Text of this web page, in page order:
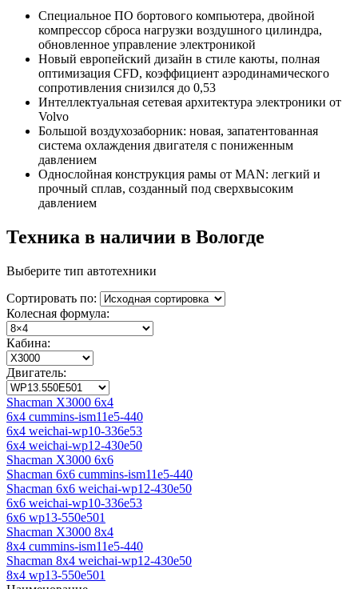
Специальное ПО бортового компьютера, двойной
компрессор сброса нагрузки воздушного цилиндра,
обновленное управление электроникой
Новый европейский дизайн в стиле каюты, полная
оптимизация CFD, коэффициент аэродинамического
сопротивления снизился до 0,53
Интеллектуальная сетевая архитектура электроники от
Volvo
Большой воздухозаборник: новая, запатентованная
система охлаждения двигателя с пониженным
давлением
Однослойная конструкция рамы от MAN: легкий и
прочный сплав, созданный под сверхвысоким
давлением
Техника в наличии в Вологде
Выберите тип автотехники
Сортировать по:
Колесная формула:
Кабина:
Двигатель:
Shacman X3000 6x4
6x4 cummins-ism11e5-440
6x4 weichai-wp10-336e53
6x4 weichai-wp12-430e50
Shacman X3000 6x6
Shacman 6x6 cummins-ism11e5-440
Shacman 6x6 weichai-wp12-430e50
6x6 weichai-wp10-336e53
6x6 wp13-550e501
Shacman X3000 8x4
8x4 cummins-ism11e5-440
Shacman 8x4 weichai-wp12-430e50
8x4 wp13-550e501